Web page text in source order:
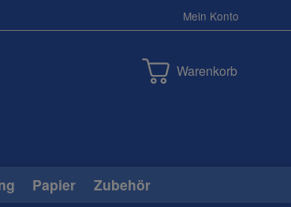
Mein Konto
Warenkorb
Papier Zubehör